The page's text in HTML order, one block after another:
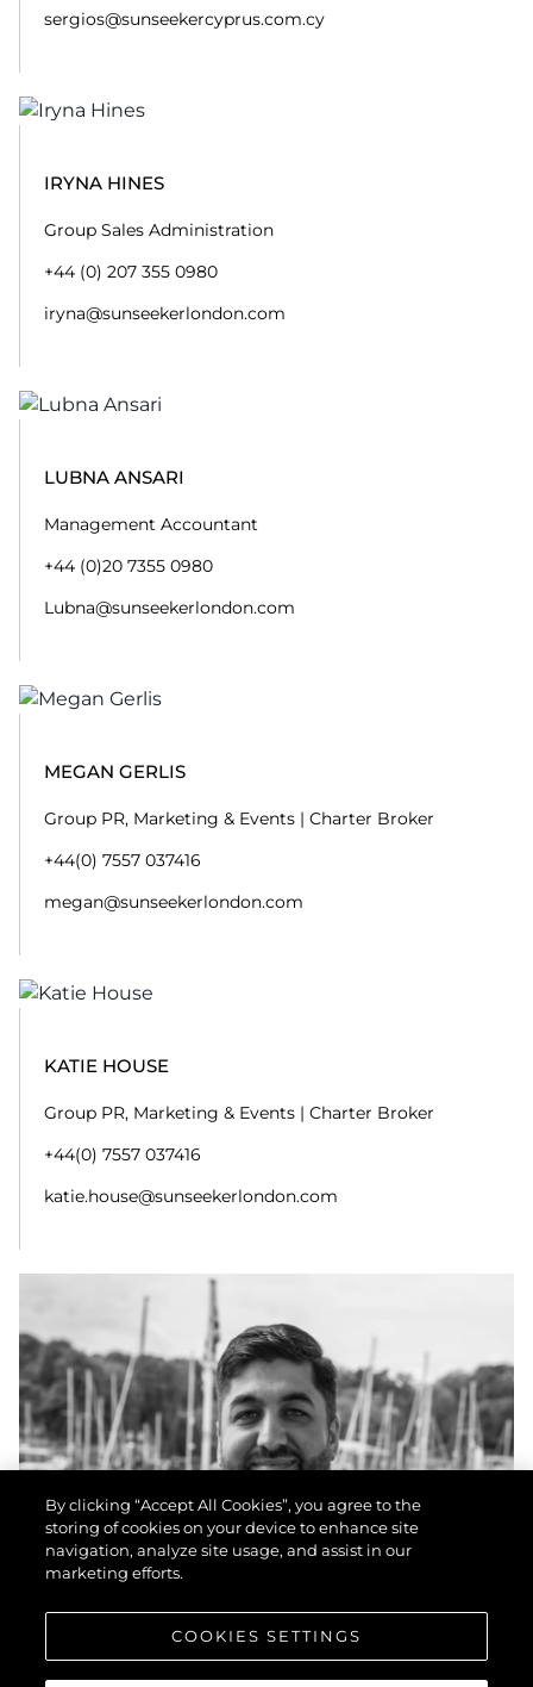
sergios@sunseekercyprus.com.cy
IRYNA HINES
Group Sales Administration
+44 (0) 207 355 0980
iryna@sunseekerlondon.com
LUBNA ANSARI
Management Accountant
+44 (0)20 7355 0980
Lubna@sunseekerlondon.com
MEGAN GERLIS
Group PR, Marketing & Events | Charter Broker
+44(0) 7557 037416
megan@sunseekerlondon.com
KATIE HOUSE
Group PR, Marketing & Events | Charter Broker
+44(0) 7557 037416
katie.house@sunseekerlondon.com
ADAM TAHIR
Brokerage Manager
+44 (0) 7508 642 224
ADAM NEWTON
By clicking “Accept All Cookies”, you agree to the
storing of cookies on your device to enhance site
navigation, analyze site usage, and assist in our
marketing efforts.
COOKIES SETTINGS